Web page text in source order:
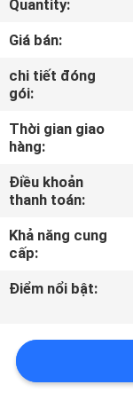
TÔI
THAM
QUAN
NHÀ
MÁY
KIỂM
SOÁT
CHẤT
LIÊN
Quantity:
Giá bán:
chi tiết đóng
gói:
Thời gian giao
hàng:
Điều khoản
thanh toán:
Khả năng cung
cấp:
Điểm nổi bật: